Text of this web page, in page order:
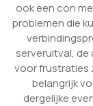
ook een con
problemen die
serveruitval,
voor frustraties
belangrijk
dergelijke